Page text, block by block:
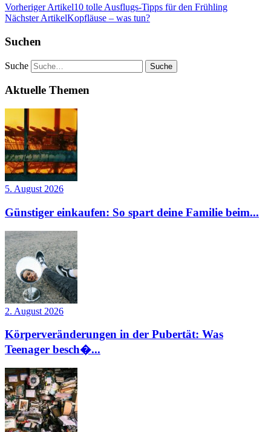
Vorheriger Artikel10 tolle Ausflugs-Tipps für den Frühling
Nächster ArtikelKopfläuse – was tun?
Suchen
Suche
Aktuelle Themen
5. August 2026
Günstiger einkaufen: So spart deine Familie beim...
2. August 2026
Körperveränderungen in der Pubertät: Was
Teenager besch�...